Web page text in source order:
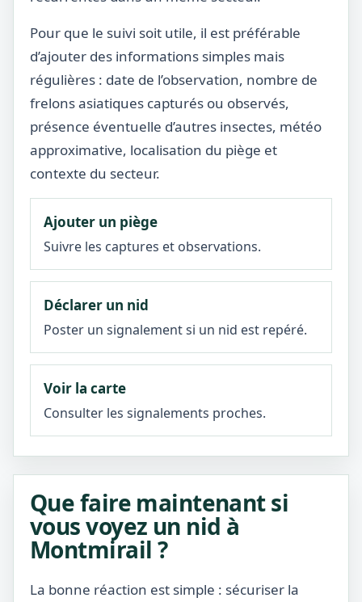
Pour que le suivi soit utile, il est préférable
d’ajouter des informations simples mais
régulières : date de l’observation, nombre de
frelons asiatiques capturés ou observés,
présence éventuelle d’autres insectes, météo
approximative, localisation du piège et
contexte du secteur.
Ajouter un piège
Suivre les captures et observations.
Déclarer un nid
Poster un signalement si un nid est repéré.
Voir la carte
Consulter les signalements proches.
Que faire maintenant si
vous voyez un nid à
Montmirail ?
La bonne réaction est simple : sécuriser la